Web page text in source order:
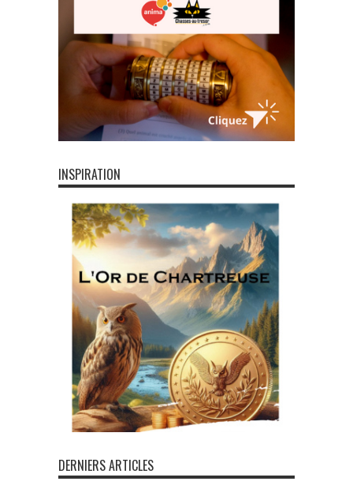
INSPIRATION
DERNIERS ARTICLES